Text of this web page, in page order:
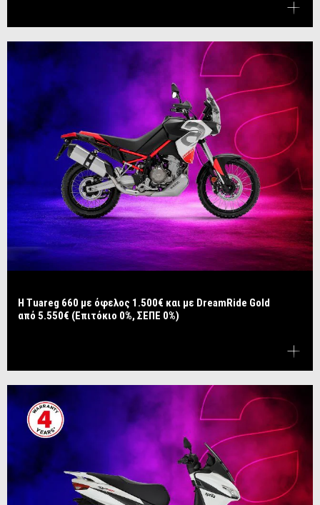
Η Tuareg 660 με όφελος 1.500€ και με DreamRide Gold
από 5.550€ (Επιτόκιο 0%, ΣΕΠΕ 0%)